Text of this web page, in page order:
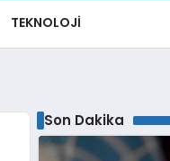
TEKNOLOJI
Son Dakika